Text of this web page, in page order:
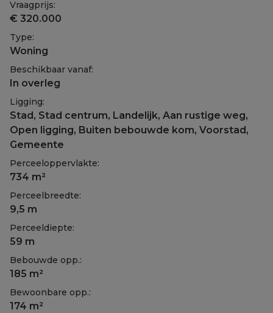
Vraagprijs:
€ 320.000
Type:
Woning
Beschikbaar vanaf:
In overleg
Ligging:
Stad, Stad centrum, Landelijk, Aan rustige weg,
Open ligging, Buiten bebouwde kom, Voorstad,
Gemeente
Perceeloppervlakte:
734 m²
Perceelbreedte:
9,5 m
Perceeldiepte:
59 m
Bebouwde opp.:
185 m²
Bewoonbare opp.:
174 m²